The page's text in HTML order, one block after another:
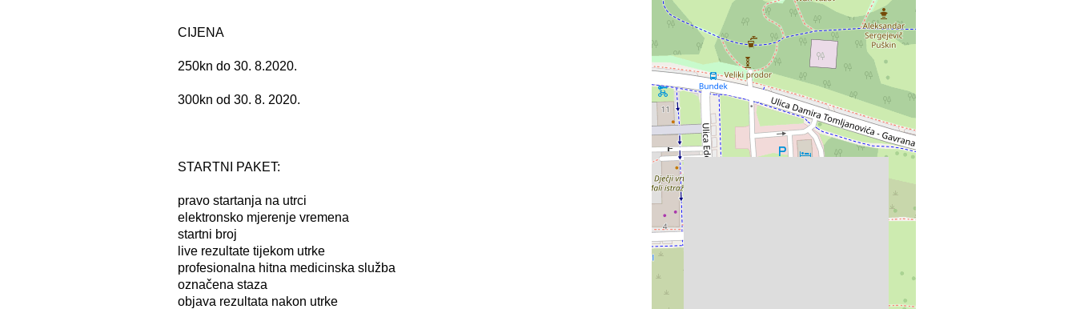
CIJENA
250kn do 30. 8.2020.
300kn od 30. 8. 2020.
STARTNI PAKET:
pravo startanja na utrci
elektronsko mjerenje vremena
startni broj
live rezultate tijekom utrke
profesionalna hitna medicinska služba
označena staza
objava rezultata nakon utrke